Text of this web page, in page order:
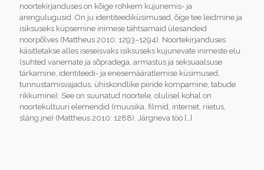
noortekirjanduses on kõige rohkem kujunemis- ja
arengulugusid. On ju identiteediküsimused, õige tee leidmine ja
isiksuseks küpsemine inimese tähtsamaid ülesandeid
noorpõlves (Mattheus 2010: 1293–1294). Noortekirjanduses
käsitletakse alles iseseisvaks isiksuseks kujunevate inimeste elu
(suhted vanemate ja sõpradega, armastus ja seksuaalsuse
tärkamine, identiteedi- ja enesemääratlemise küsimused,
tunnustamisvajadus, ühiskondlike piiride kompamine, tabude
rikkumine). See on suunatud noortele, olulisel kohal on
noortekultuuri elemendid (muusika, filmid, internet, riietus,
släng jne) (Mattheus 2010: 1288). Järgneva töö […]